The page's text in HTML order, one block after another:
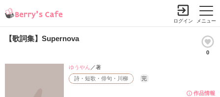
メニュー
ログイン
【歌詞集】Supernova
0
作品情報
詩・短歌・俳句・川柳 完
ゆうやん ／著